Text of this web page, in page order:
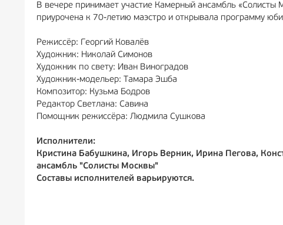
В вечере принимает участие Камерный ансамбль
приурочена к 70-летию маэстро и открывала программу
Режиссёр: Георгий Ковалёв
Художник: Николай Симонов
Художник по свету: Иван Виноградов
Художник-модельер: Тамара Эшба
Композитор: Кузьма Бодров
Редактор Светлана: Савина
Помощник режиссёра: Людмила Сушкова
Исполнители:
Кристина Бабушкина, Игорь Верник, Ирина Пегова,
ансамбль "Солисты Москвы"
Составы исполнителей варьируются.